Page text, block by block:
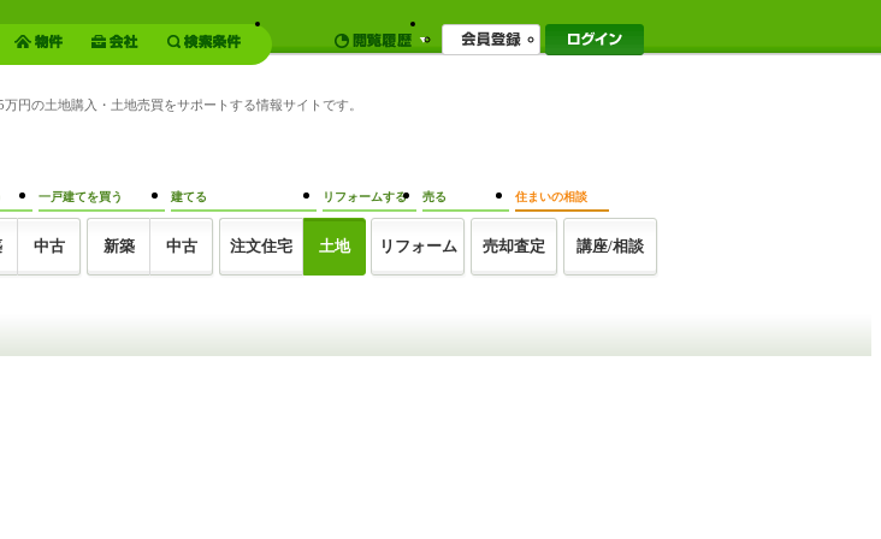
円の土地購入・土地売買をサポートする情報サイトです。
中古
一戸建てを買う
新築 中古
建てる
注文住宅 土地
リフォームする
リフォーム
売る
売却査定
住まいの相談
講座/相談